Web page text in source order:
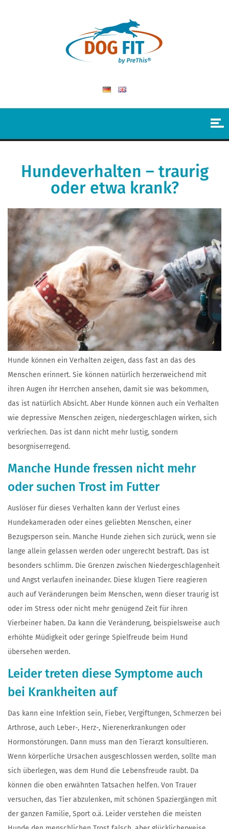
Hundeverhalten – traurig
oder etwa krank?
Hunde können ein Verhalten zeigen, dass fast an das des
Menschen erinnert. Sie können natürlich herzerweichend mit
ihren Augen ihr Herrchen ansehen, damit sie was bekommen,
das ist natürlich Absicht. Aber Hunde können auch ein Verhalten
wie depressive Menschen zeigen, niedergeschlagen wirken, sich
verkriechen. Das ist dann nicht mehr lustig, sondern
besorgniserregend.
Manche Hunde fressen nicht mehr
oder suchen Trost im Futter
Auslöser für dieses Verhalten kann der Verlust eines
Hundekameraden oder eines geliebten Menschen, einer
Bezugsperson sein. Manche Hunde ziehen sich zurück, wenn sie
lange allein gelassen werden oder ungerecht bestraft. Das ist
besonders schlimm. Die Grenzen zwischen Niedergeschlagenheit
und Angst verlaufen ineinander. Diese klugen Tiere reagieren
auch auf Veränderungen beim Menschen, wenn dieser traurig ist
oder im Stress oder nicht mehr genügend Zeit für ihren
Vierbeiner haben. Da kann die Veränderung, beispielsweise auch
erhöhte Müdigkeit oder geringe Spielfreude beim Hund
übersehen werden.
Leider treten diese Symptome auch
bei Krankheiten auf
Das kann eine Infektion sein, Fieber, Vergiftungen, Schmerzen bei
Arthrose, auch Leber-, Herz-, Nierenerkrankungen oder
Hormonstörungen. Dann muss man den Tierarzt konsultieren.
Wenn körperliche Ursachen ausgeschlossen werden, sollte man
sich überlegen, was dem Hund die Lebensfreude raubt. Da
können die oben erwähnten Tatsachen helfen. Von Trauer
versuchen, das Tier abzulenken, mit schönen Spaziergängen mit
der ganzen Familie, Sport o.ä. Leider verstehen die meisten